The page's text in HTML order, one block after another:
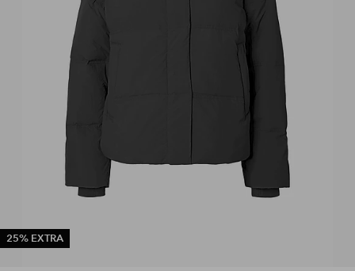
25% EXTRA